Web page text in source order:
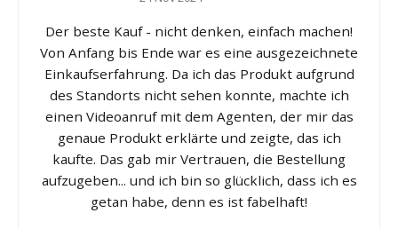
Der beste Kauf - nicht denken, einfach machen!
Von Anfang bis Ende war es eine ausgezeichnete
Einkaufserfahrung. Da ich das Produkt aufgrund
des Standorts nicht sehen konnte, machte ich
einen Videoanruf mit dem Agenten, der mir das
genaue Produkt erklärte und zeigte, das ich
kaufte. Das gab mir Vertrauen, die Bestellung
aufzugeben... und ich bin so glücklich, dass ich es
getan habe, denn es ist fabelhaft!